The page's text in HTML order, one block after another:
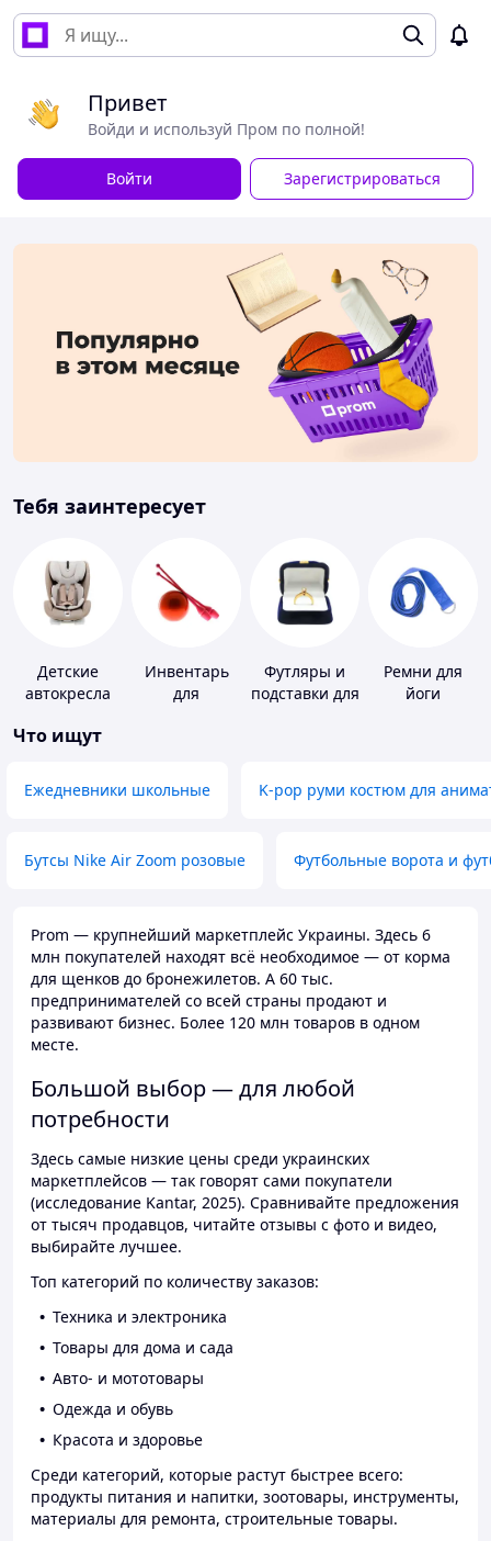
Привет
Войди и используй Пром по полной!
Войти Зарегистрироваться
Тебя заинтересует
Детские
автокресла
Инвентарь
для
Футляры и
подставки для
Ремни для
йоги
Что ищут
Ежедневники школьные K-pop руми костюм для
Бутсы Nike Air Zoom розовые Футбольные ворота и
Prom — крупнейший маркетплейс Украины. Здесь 6
млн покупателей находят всё необходимое — от корма
для щенков до бронежилетов. А 60 тыс.
предпринимателей со всей страны продают и
развивают бизнес. Более 120 млн товаров в одном
месте.
Большой выбор — для любой
потребности
Здесь самые низкие цены среди украинских
маркетплейсов — так говорят сами покупатели
(исследование Kantar, 2025). Сравнивайте предложения
от тысяч продавцов, читайте отзывы с фото и видео,
выбирайте лучшее.
Топ категорий по количеству заказов:
Техника и электроника
Товары для дома и сада
Авто- и мототовары
Одежда и обувь
Красота и здоровье
Среди категорий, которые растут быстрее всего:
продукты питания и напитки, зоотовары, инструменты,
материалы для ремонта, строительные товары.